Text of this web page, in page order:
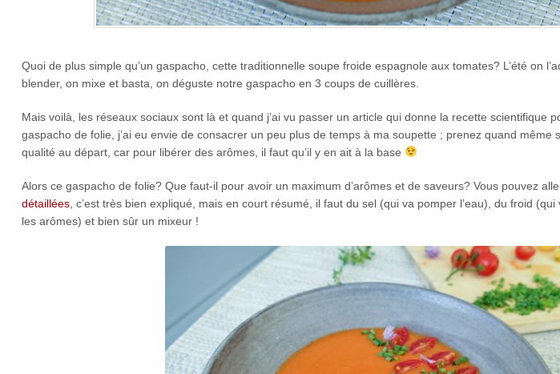
Quoi de plus simple qu’un gaspacho, cette traditionnelle soupe froide espagnole aux tomates? L’été on
blender, on mixe et basta, on déguste notre gaspacho en 3 coups de cuillères.
Mais voilà, les réseaux sociaux sont là et quand j’ai vu passer un article qui donne la recette scientifique
gaspacho de folie, j’ai eu envie de consacrer un peu plus de temps à ma soupette ; prenez quand même
qualité au départ, car pour libérer des arômes, il faut qu’il y en ait à la base
Alors ce gaspacho de folie? Que faut-il pour avoir un maximum d’arômes et de saveurs? Vous pouvez
détaillées, c’est très bien expliqué, mais en court résumé, il faut du sel (qui va pomper l’eau), du froid
les arômes) et bien sûr un mixeur !